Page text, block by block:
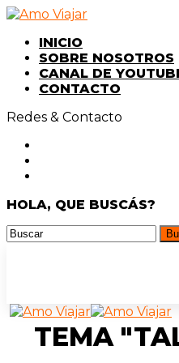
INICIO
SOBRE NOSOTROS
CANAL DE
CONTACTO
Redes & Contacto
HOLA, QUE BUSCÁS?
TEMA